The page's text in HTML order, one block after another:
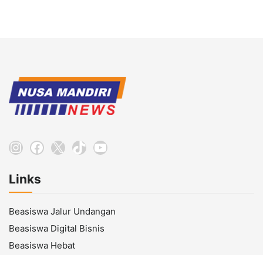
Instagram
Facebook
X TikTokYouTube
Links
Beasiswa Jalur Undangan
Beasiswa Digital Bisnis
Beasiswa Hebat